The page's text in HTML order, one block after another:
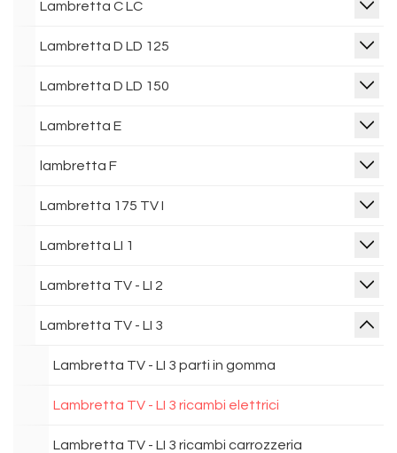
Lambretta C LC
Lambretta D LD 125
Lambretta D LD 150
Lambretta E
lambretta F
Lambretta 175 TV I
Lambretta LI 1
Lambretta TV - LI 2
Lambretta TV - LI 3
Lambretta TV - LI 3 parti in gomma
Lambretta TV - LI 3 ricambi elettrici
Lambretta TV - LI 3 ricambi carrozzeria